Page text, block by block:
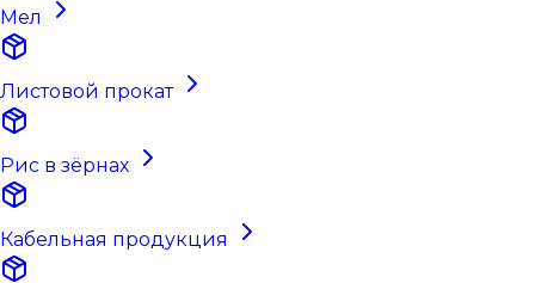
Мел
Листовой прокат
Рис в зёрнах
Кабельная продукция